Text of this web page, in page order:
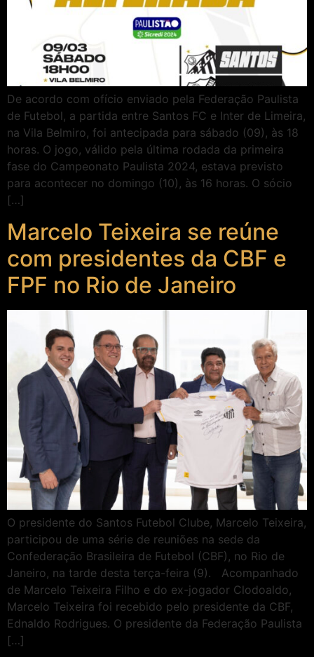
De acordo com ofício enviado pela Federação Paulista
de Futebol, a partida entre Santos FC e Inter de Limeira,
na Vila Belmiro, foi antecipada para sábado (09), às 18
horas. O jogo, válido pela última rodada da primeira
fase do Campeonato Paulista 2024, estava previsto
para acontecer no domingo (10), às 16 horas. O sócio
[…]
Marcelo Teixeira se reúne
com presidentes da CBF e
FPF no Rio de Janeiro
O presidente do Santos Futebol Clube, Marcelo Teixeira,
participou de uma série de reuniões na sede da
Confederação Brasileira de Futebol (CBF), no Rio de
Janeiro, na tarde desta terça-feira (9). Acompanhado
de Marcelo Teixeira Filho e do ex-jogador Clodoaldo,
Marcelo Teixeira foi recebido pelo presidente da CBF,
Ednaldo Rodrigues. O presidente da Federação Paulista
[…]